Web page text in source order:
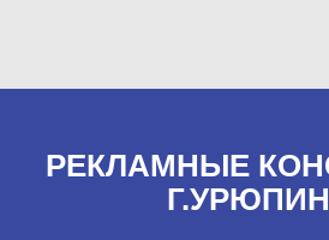
РЕКЛАМНЫЕ